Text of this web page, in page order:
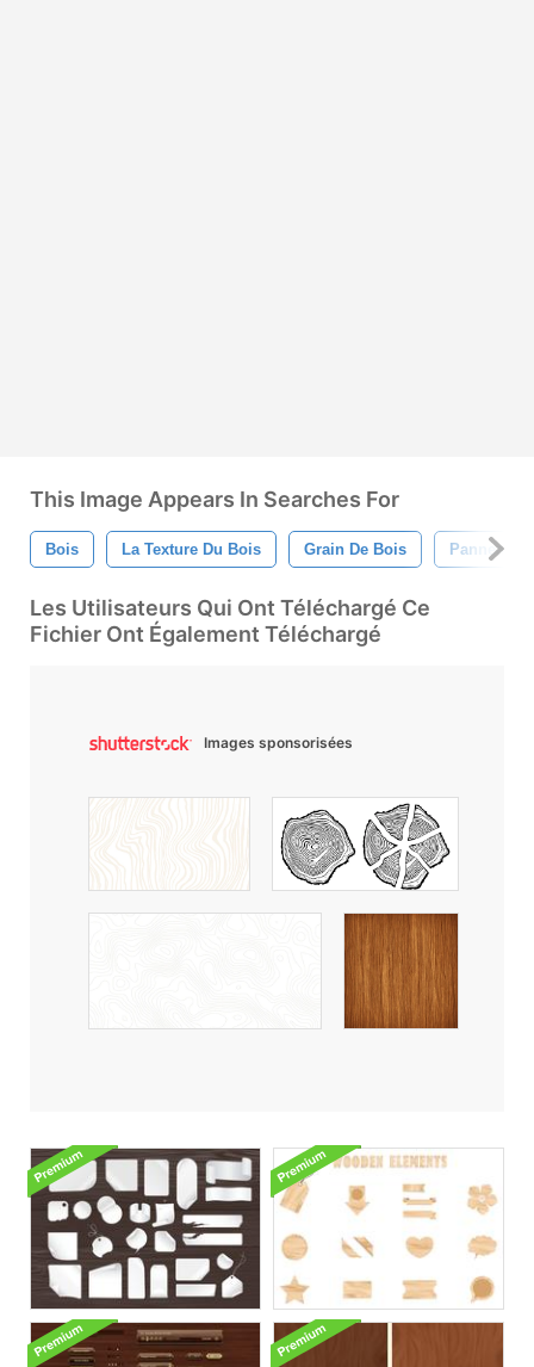
This Image Appears In Searches For
Bois La Texture Du Bois Grain De Bois Panneau
Les Utilisateurs Qui Ont Téléchargé Ce
Fichier Ont Également Téléchargé
Images sponsorisées